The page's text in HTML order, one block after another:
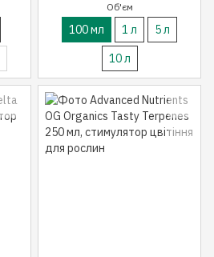
Об'єм
100 мл 1 л
5 л
10 л